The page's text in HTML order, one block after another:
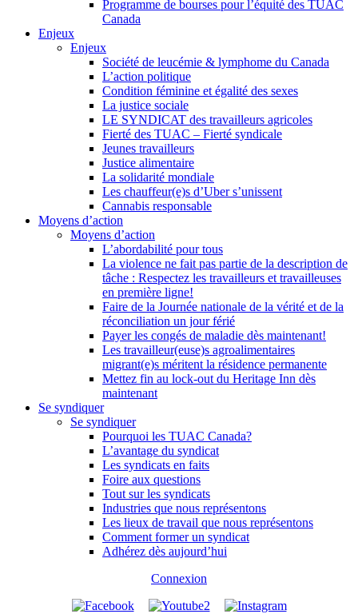
Programme de bourses pour l’équité des TUAC
Canada
Enjeux
Enjeux
Société de leucémie & lymphome du Canada
L’action politique
Condition féminine et égalité des sexes
La justice sociale
LE SYNDICAT des travailleurs agricoles
Fierté des TUAC – Fierté syndicale
Jeunes travailleurs
Justice alimentaire
La solidarité mondiale
Les chauffeur(e)s d’Uber s’unissent
Cannabis responsable
Moyens d’action
Moyens d’action
L’abordabilité pour tous
La violence ne fait pas partie de la description de
tâche : Respectez les travailleurs et travailleuses
en première ligne!
Faire de la Journée nationale de la vérité et de la
réconciliation un jour férié
Payer les congés de maladie dès maintenant!
Les travailleur(euse)s agroalimentaires
migrant(e)s méritent la résidence permanente
Mettez fin au lock-out du Heritage Inn dès
maintenant
Se syndiquer
Se syndiquer
Pourquoi les TUAC Canada?
L’avantage du syndicat
Les syndicats en faits
Foire aux questions
Tout sur les syndicats
Industries que nous représentons
Les lieux de travail que nous représentons
Comment former un syndicat
Adhérez dès aujourd’hui
Connexion